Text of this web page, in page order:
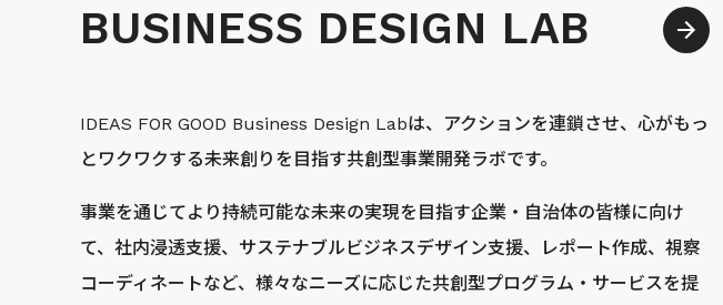
BUSINESS DESIGN LAB
IDEAS FOR GOOD Business Design Labは、アクションを連鎖させ、心がもっ
とワクワクする未来創りを目指す共創型事業開発ラボです。
事業を通じてより持続可能な未来の実現を目指す企業・自治体の皆様に向け
て、社内浸透支援、サステナブルビジネスデザイン支援、レポート作成、視察
コーディネートなど、様々なニーズに応じた共創型プログラム・サービスを提